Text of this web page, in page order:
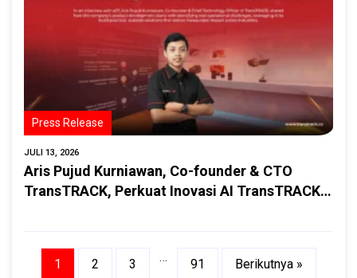
Press Release
JULI 13, 2026
Aris Pujud Kurniawan, Co-founder & CTO
TransTRACK, Perkuat Inovasi AI TransTRACK
1 2 3 … 91 Berikutnya »